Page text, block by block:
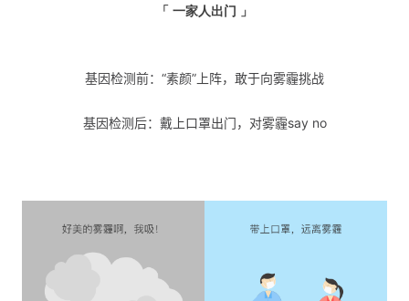
「 一家人出门 」
基因检测前：“素颜”上阵，敢于向雾霾挑战
基因检测后：戴上口罩出门，对雾霾say no